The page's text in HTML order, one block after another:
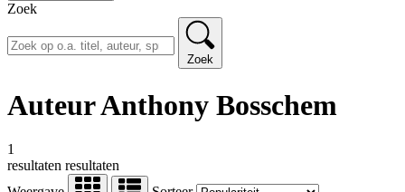
Zoek
Zoek
Auteur Anthony Bosschem
1
resultaten resultaten